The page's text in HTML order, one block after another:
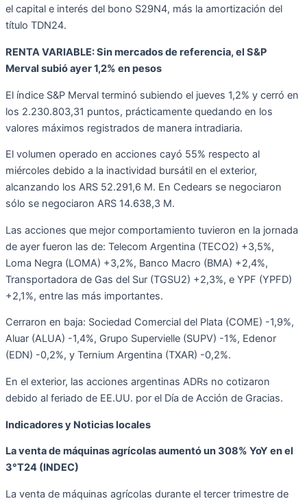
el capital e interés del bono S29N4, más la amortización del
título TDN24.
RENTA VARIABLE: Sin mercados de referencia, el S&P
Merval subió ayer 1,2% en pesos
El índice S&P Merval terminó subiendo el jueves 1,2% y cerró en
los 2.230.803,31 puntos, prácticamente quedando en los
valores máximos registrados de manera intradiaria.
El volumen operado en acciones cayó 55% respecto al
miércoles debido a la inactividad bursátil en el exterior,
alcanzando los ARS 52.291,6 M. En Cedears se negociaron
sólo se negociaron ARS 14.638,3 M.
Las acciones que mejor comportamiento tuvieron en la jornada
de ayer fueron las de: Telecom Argentina (TECO2) +3,5%,
Loma Negra (LOMA) +3,2%, Banco Macro (BMA) +2,4%,
Transportadora de Gas del Sur (TGSU2) +2,3%, e YPF (YPFD)
+2,1%, entre las más importantes.
Cerraron en baja: Sociedad Comercial del Plata (COME) -1,9%,
Aluar (ALUA) -1,4%, Grupo Supervielle (SUPV) -1%, Edenor
(EDN) -0,2%, y Ternium Argentina (TXAR) -0,2%.
En el exterior, las acciones argentinas ADRs no cotizaron
debido al feriado de EE.UU. por el Día de Acción de Gracias.
Indicadores y Noticias locales
La venta de máquinas agrícolas aumentó un 308% YoY en el
3°T24 (INDEC)
La venta de máquinas agrícolas durante el tercer trimestre de